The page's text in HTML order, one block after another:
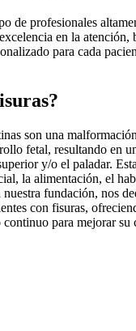
de profesionales
en la atención,
para cada
son una
fetal, resultando en
y/o el paladar.
la alimentación, el
fundación, nos
con fisuras,
para mejorar su